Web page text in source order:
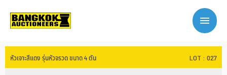
หัวเจาะสีแดง รุ่นหัวจรวด ขนาด 4 ตัน LOT : 027